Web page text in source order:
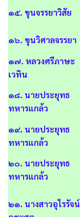
๑๕. ขุนจรรยาวิสัย
๑๖. ขุนวิศาลจรรยา
๑๗. หลวงศรีภาษะ
เวทิน
๑๘. นายประยุทธ
ทหารแกล้ว
๑๙. นายประยุทธ
ทหารแกล้ว
๒๐. นายประยุทธ
ทหารแกล้ว
๒๑. นางสาวอุไรรัจน์